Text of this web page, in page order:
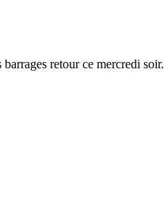
retour ce mercredi soir.